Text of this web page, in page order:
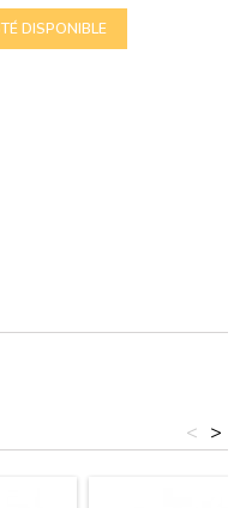
DISPONIBLE
>
<